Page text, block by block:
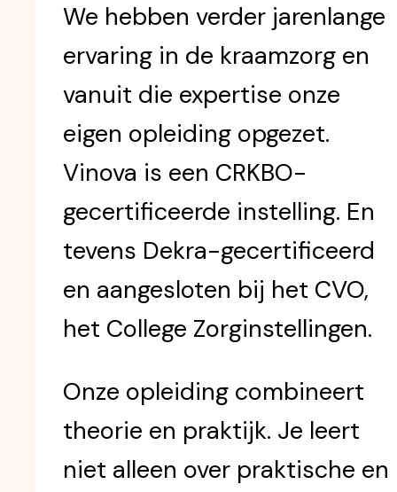
We hebben verder jarenlange
ervaring in de kraamzorg en
vanuit die expertise onze
eigen opleiding opgezet.
Vinova is een CRKBO-
gecertificeerde instelling. En
tevens Dekra-gecertificeerd
en aangesloten bij het CVO,
het College Zorginstellingen.
Onze opleiding combineert
theorie en praktijk. Je leert
niet alleen over praktische en